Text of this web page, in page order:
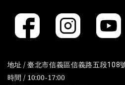
地址 / 臺北市信義區信義路五段108
時間 / 10:00-17:00